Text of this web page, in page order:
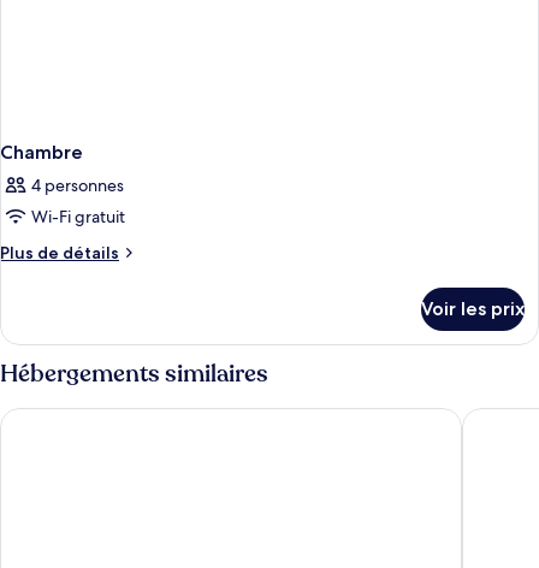
Chambre
4 personnes
Wi-Fi gratuit
Plus de détails
Plus
le
type
de
chambre
Chambre
Voir les prix
Hébergements similaires
Comfort Aparthotel Marseille Prado Plage